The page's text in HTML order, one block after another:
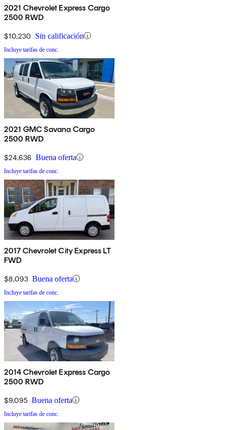
2021 Chevrolet Express Cargo
2500 RWD
$10,230 Sin calificación
Incluye tarifas de conc.
2021 GMC Savana Cargo
2500 RWD
$24,636 Buena oferta
Incluye tarifas de conc.
2017 Chevrolet City Express LT
FWD
$8,093 Buena oferta
Incluye tarifas de conc.
2014 Chevrolet Express Cargo
2500 RWD
$9,095 Buena oferta
Incluye tarifas de conc.